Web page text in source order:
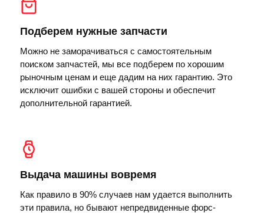
Подберем нужные запчасти
Можно не заморачиваться с самостоятельным
поиском запчастей, мы все подберем по хорошим
рыночным ценам и еще дадим на них гарантию. Это
исключит ошибки с вашей стороны и обеспечит
дополнительной гарантией.
Выдача машины вовремя
Как правило в 90% случаев нам удается выполнить
эти правила, но бывают непредвиденные форс-